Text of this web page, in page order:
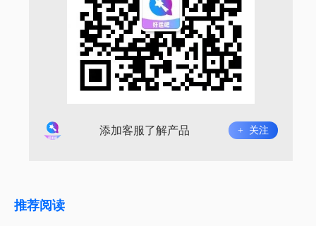
添加客服了解产品 + 关注
推荐阅读